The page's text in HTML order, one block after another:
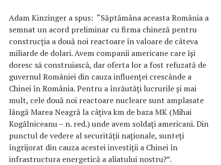
Adam Kinzinger a spus: “Săptămâna aceasta România a
semnat un acord preliminar cu firma chineză pentru
construcția a două noi reactoare în valoare de câteva
miliarde de dolari. Avem companii americane care își
doresc să construiască, dar oferta lor a fost refuzată de
guvernul României din cauza influenței crescânde a
Chinei în România. Pentru a înrăutăți lucrurile și mai
mult, cele două noi reactoare nucleare sunt amplasate
lângă Marea Neagră la câțiva km de baza MK (Mihai
Kogălniceanu – n. red.) unde avem soldați americani. Din
punctul de vedere al securității naționale, sunteți
îngrijorat din cauza acestei investiții a Chinei în
infrastructura energetică a aliatului nostru?”.